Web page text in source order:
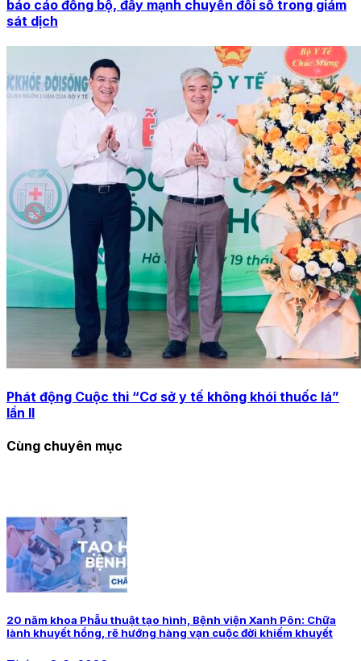
báo cáo đồng bộ, đẩy mạnh chuyển đổi số trong giám
sát dịch
Phát động Cuộc thi “Cơ sở y tế không khói thuốc lá”
lần II
Cùng chuyên mục
20 năm khoa Phẫu thuật tạo hình, Bệnh viện Xanh Pôn: Chữa
lành khuyết hổng, rẽ hướng hàng vạn cuộc đời khiếm khuyết